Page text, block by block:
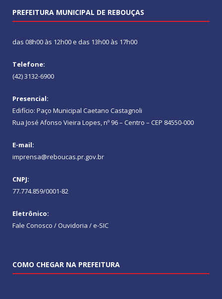
PREFEITURA MUNICIPAL DE REBOUÇAS
das 08h00 às 12h00 e das 13h00 às 17h00
Telefone:
(42) 3132-6900
Presencial:
Edifício: Paço Municipal Caetano Castagnoli
Rua José Afonso Vieira Lopes, nº 96 – Centro – CEP 84550-000
E-mail:
imprensa@reboucas.pr.gov.br
CNPJ:
77.774.859/0001-82
Eletrônico:
Fale Conosco / Ouvidoria / e-SIC
COMO CHEGAR NA PREFEITURA